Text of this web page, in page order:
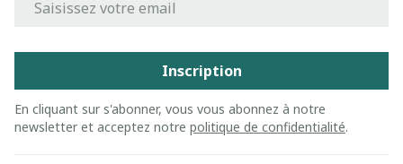
Inscription
En cliquant sur s'abonner, vous vous abonnez à notre
newsletter et acceptez notre politique de confidentialité.